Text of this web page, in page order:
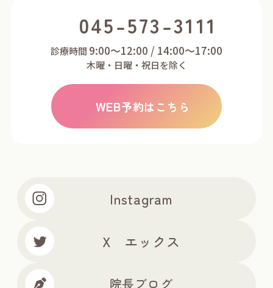
045-573-3111
診療時間 9:00～12:00 / 14:00～17:00
木曜・日曜・祝日を除く
WEB予約はこちら
Instagram
X エックス
院長ブログ